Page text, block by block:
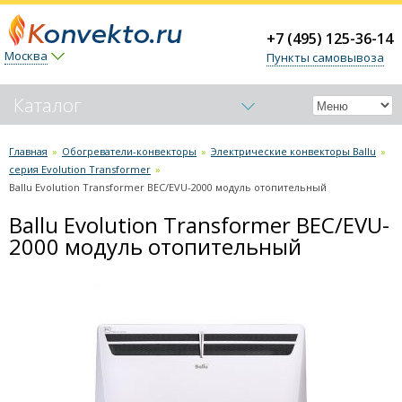
Москва
+7 (495) 125-36-14
Пункты самовывоза
Каталог
Электрические конвекторы Nobo
Электрические конвекторы Electrolux
Электрические конвекторы Ballu
серия Heat Max (механич. термостат)
серия ENZO механический термостат
серия ENZO электронный термостат
Главная » Обогреватели-конвекторы » Электрические конвекторы Ballu »
серия Evolution Transformer »
Ballu Evolution Transformer BEC/EVU-2000 модуль отопительный
Ballu Evolution Transformer BEC/EVU-
2000 модуль отопительный